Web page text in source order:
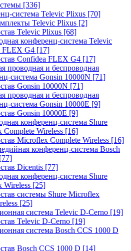
[336]
система Televic Plixus [70]
Televic Plixus [2]
Televic Plixus [68]
конференц-система Televic
FLEX G4 [17]
Confidea FLEX G4 [17]
проводная и беспроводная
система Gonsin 10000N [71]
Gonsin 10000N [71]
проводная и беспроводная
система Gonsin 10000E [9]
Gonsin 10000E [9]
конференц-система Shure
Complete Wireless [16]
Microflex Complete Wireless [16]
конференц-система Bosch
[77]
Dicentis [77]
конференц-система Shure
Wireless [25]
системы Shure Microflex
[25]
система Televic D-Cerno [19]
Televic D-Cerno [19]
система Bosch CCS 1000 D
Bosch CCS 1000 D [14]